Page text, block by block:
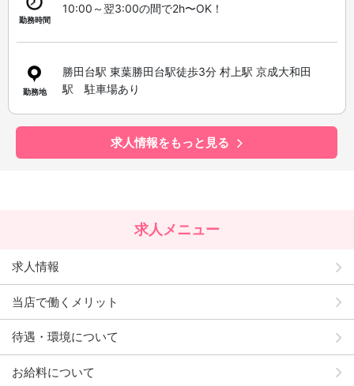
勤務時間
10:00～翌3:00の間で2h〜OK！
勤務地
勝田台駅 東葉勝田台駅徒歩3分 村上駅 京成大和田
駅 駐車場あり
求人情報をもっと見る
求人メニュー
求人情報
当店で働くメリット
待遇・環境について
お給料について